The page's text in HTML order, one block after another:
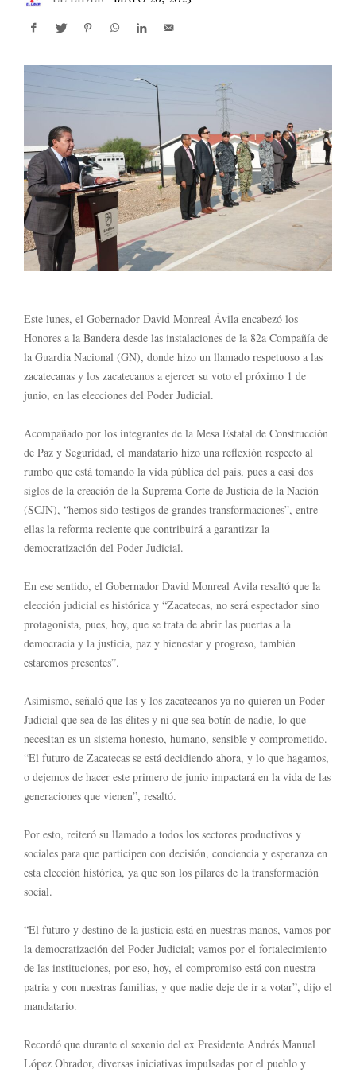
Este lunes, el Gobernador David Monreal Ávila encabezó los
Honores a la Bandera desde las instalaciones de la 82a Compañía de
la Guardia Nacional (GN), donde hizo un llamado respetuoso a las
zacatecanas y los zacatecanos a ejercer su voto el próximo 1 de
junio, en las elecciones del Poder Judicial.
Acompañado por los integrantes de la Mesa Estatal de Construcción
de Paz y Seguridad, el mandatario hizo una reflexión respecto al
rumbo que está tomando la vida pública del país, pues a casi dos
siglos de la creación de la Suprema Corte de Justicia de la Nación
(SCJN), “hemos sido testigos de grandes transformaciones”, entre
ellas la reforma reciente que contribuirá a garantizar la
democratización del Poder Judicial.
En ese sentido, el Gobernador David Monreal Ávila resaltó que la
elección judicial es histórica y “Zacatecas, no será espectador sino
protagonista, pues, hoy, que se trata de abrir las puertas a la
democracia y la justicia, paz y bienestar y progreso, también
estaremos presentes”.
Asimismo, señaló que las y los zacatecanos ya no quieren un Poder
Judicial que sea de las élites y ni que sea botín de nadie, lo que
necesitan es un sistema honesto, humano, sensible y comprometido.
“El futuro de Zacatecas se está decidiendo ahora, y lo que hagamos,
o dejemos de hacer este primero de junio impactará en la vida de las
generaciones que vienen”, resaltó.
Por esto, reiteró su llamado a todos los sectores productivos y
sociales para que participen con decisión, conciencia y esperanza en
esta elección histórica, ya que son los pilares de la transformación
social.
“El futuro y destino de la justicia está en nuestras manos, vamos por
la democratización del Poder Judicial; vamos por el fortalecimiento
de las instituciones, por eso, hoy, el compromiso está con nuestra
patria y con nuestras familias, y que nadie deje de ir a votar”, dijo el
mandatario.
Recordó que durante el sexenio del ex Presidente Andrés Manuel
López Obrador, diversas iniciativas impulsadas por el pueblo y